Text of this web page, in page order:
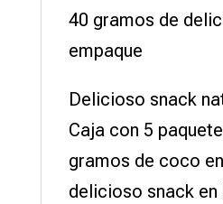
40 gramos de
empaque
Delicioso snack
Caja con 5
gramos de coco
delicioso snack en